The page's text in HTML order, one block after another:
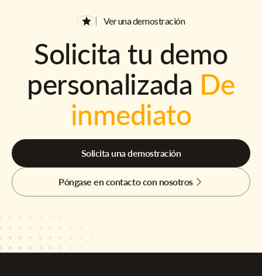
Ver una demostración
Solicita tu demo
personalizada De
inmediato
Solicita una demostración
Póngase en contacto con nosotros